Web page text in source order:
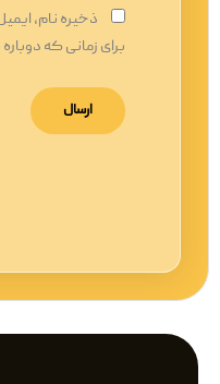
ذخیره نام،
برای زمانی که